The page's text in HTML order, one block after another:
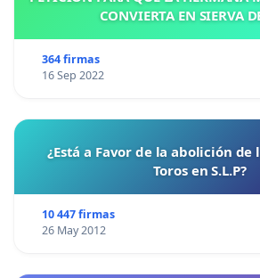
CONVIERTA EN SIERVA
364 firmas
16 Sep 2022
¿Está a Favor de la abolición de
Toros en S.L.P?
10 447 firmas
26 May 2012